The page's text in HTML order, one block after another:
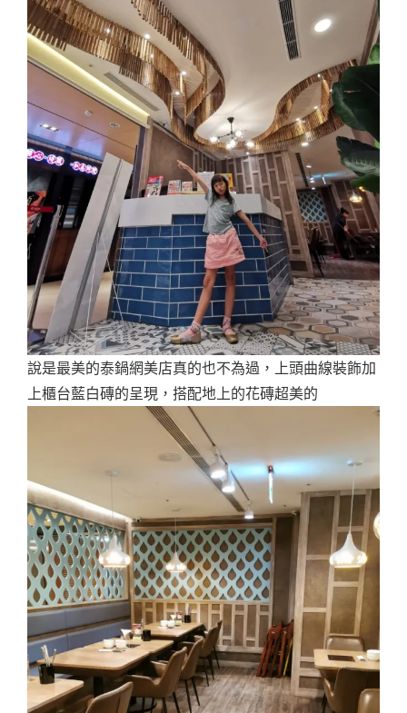
說是最美的泰鍋網美店真的也不為過，上頭曲線裝飾加
上櫃台藍白磚的呈現，搭配地上的花磚超美的